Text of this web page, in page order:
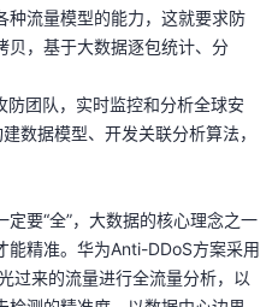
种流量模型的能力，这就要求防
贝，基于大数据逐包统计、分
团队，实时监控和分析全球安
数据模型、开发关联分析算法，
定要“全”，大数据的核心理念之一
能精准。华为Anti-DDoS方案采用
过来的流量进行全流量分析，以